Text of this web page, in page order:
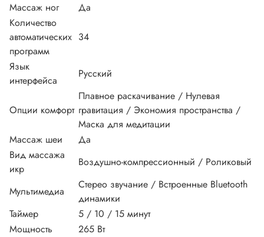
Массаж ног
Да
Количество
автоматических
программ
34
Язык
интерфейса
Русский
Опции комфорт
Плавное раскачивание / Нулевая
гравитация / Экономия пространства /
Маска для медитации
Массаж шеи
Да
Вид массажа
икр
Воздушно-компрессионный / Роликовый
Мультимедиа
Стерео звучание / Встроенные Bluetooth
динамики
Таймер
5 / 10 / 15 минут
Мощность
265 Вт